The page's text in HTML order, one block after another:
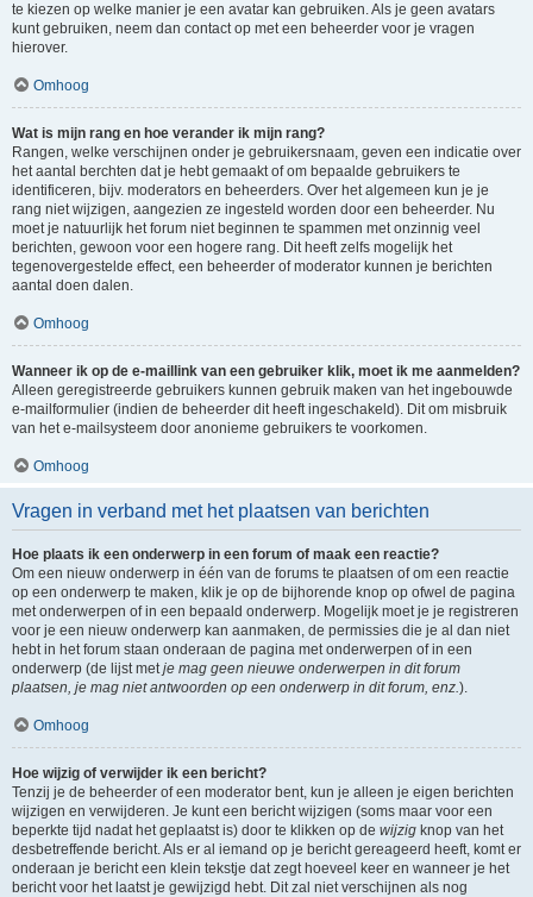
te kiezen op welke manier je een avatar kan gebruiken. Als je geen avatars
kunt gebruiken, neem dan contact op met een beheerder voor je vragen
hierover.
Omhoog
Wat is mijn rang en hoe verander ik mijn rang?
Rangen, welke verschijnen onder je gebruikersnaam, geven een indicatie over
het aantal berchten dat je hebt gemaakt of om bepaalde gebruikers te
identificeren, bijv. moderators en beheerders. Over het algemeen kun je je
rang niet wijzigen, aangezien ze ingesteld worden door een beheerder. Nu
moet je natuurlijk het forum niet beginnen te spammen met onzinnig veel
berichten, gewoon voor een hogere rang. Dit heeft zelfs mogelijk het
tegenovergestelde effect, een beheerder of moderator kunnen je berichten
aantal doen dalen.
Omhoog
Wanneer ik op de e-maillink van een gebruiker klik, moet ik me aanmelden?
Alleen geregistreerde gebruikers kunnen gebruik maken van het ingebouwde
e-mailformulier (indien de beheerder dit heeft ingeschakeld). Dit om misbruik
van het e-mailsysteem door anonieme gebruikers te voorkomen.
Omhoog
Vragen in verband met het plaatsen van berichten
Hoe plaats ik een onderwerp in een forum of maak een reactie?
Om een nieuw onderwerp in één van de forums te plaatsen of om een reactie
op een onderwerp te maken, klik je op de bijhorende knop op ofwel de pagina
met onderwerpen of in een bepaald onderwerp. Mogelijk moet je je registreren
voor je een nieuw onderwerp kan aanmaken, de permissies die je al dan niet
hebt in het forum staan onderaan de pagina met onderwerpen of in een
onderwerp (de lijst metje mag geen nieuwe onderwerpen in dit forum
plaatsen, je mag niet antwoorden op een onderwerp in dit forum, enz.).
Omhoog
Hoe wijzig of verwijder ik een bericht?
Tenzij je de beheerder of een moderator bent, kun je alleen je eigen berichten
wijzigen en verwijderen. Je kunt een bericht wijzigen (soms maar voor een
beperkte tijd nadat het geplaatst is) door te klikken op de wijzig knop van het
desbetreffende bericht. Als er al iemand op je bericht gereageerd heeft, komt er
onderaan je bericht een klein tekstje dat zegt hoeveel keer en wanneer je het
bericht voor het laatst je gewijzigd hebt. Dit zal niet verschijnen als nog